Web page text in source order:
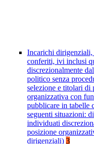
Incarichi dirigenziali,
conferiti, ivi inclusi
discrezionalmente
politico senza
selezione e titolari di
organizzativa con
pubblicare in tabelle
seguenti situazioni:
individuati
posizione
dirigenziali) 3